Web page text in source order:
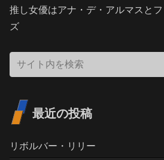
推し女優はアナ・デ・アルマスと
ズ
最近の投稿
リボルバー・リリー